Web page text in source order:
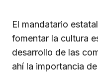
El mandatario
fomentar la cultura
desarrollo de las
ahí la importancia